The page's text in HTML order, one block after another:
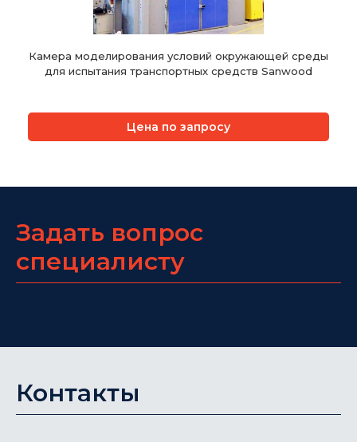
Камера моделирования условий окружающей среды
для испытания транспортных средств Sanwood
Цена по запросу
Задать вопрос
специалисту
Контакты